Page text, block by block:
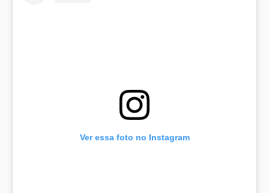
Ver essa foto no Instagram